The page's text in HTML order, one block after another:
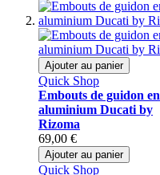
Ajouter au panier
Quick Shop
Embouts de guidon en
aluminium Ducati by
Rizoma
69,00 €
Ajouter au panier
Quick Shop